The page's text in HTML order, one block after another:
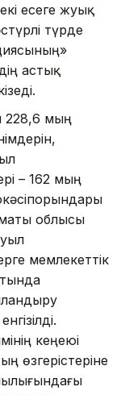
есеге жуық
түрде
астық
228,6 мың
– 162 мың
облысы
мемлекеттік
кеңеюі
өзгерістеріне